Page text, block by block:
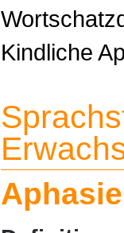
Kindliche
Aphasie